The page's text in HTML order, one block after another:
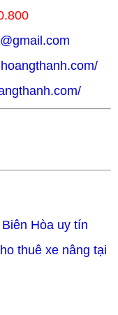
Hòa uy tín
thuê xe nâng tại